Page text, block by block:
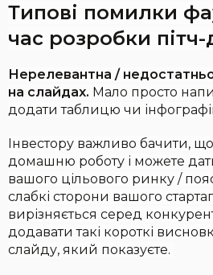
Типові помилки
час розробки пітч-
Нерелевантна / недостатньо
на слайдах. Мало просто
додати таблицю чи
Інвестору важливо бачити,
домашню роботу і можете
вашого цільового ринку /
слабкі сторони вашого
вирізняється серед
додавати такі короткі
слайду, який показуєте.